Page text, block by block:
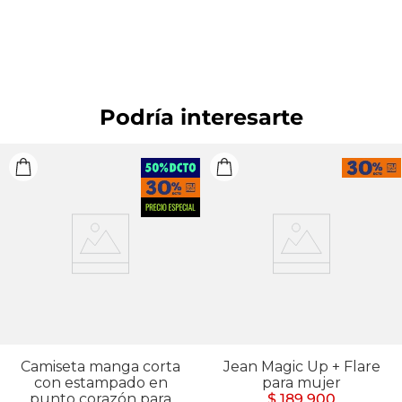
Podría interesarte
Camiseta manga corta
con estampado en
Jean Magic Up + Flare
para mujer